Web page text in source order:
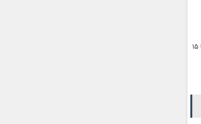
در مرحله بعدی باید سرکه بالزامیک و سرکه خرما را با هم مخلوط کنید و پس از آن سیر‌ها را به مدت 10 تا 15